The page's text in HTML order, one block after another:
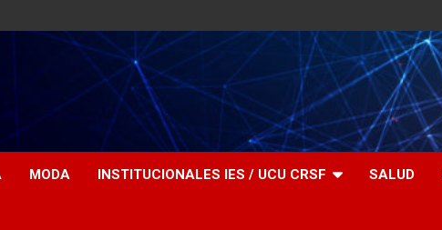
MODA INSTITUCIONALES IES / UCU CRSF SALUD